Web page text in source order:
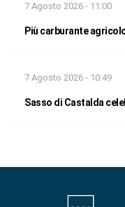
7 Agosto 2026 - 11:00
Più carburante
7 Agosto 2026 - 10:49
Sasso di Castalda